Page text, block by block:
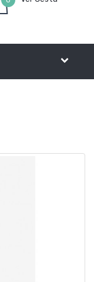
Artículo(s)
0,00€